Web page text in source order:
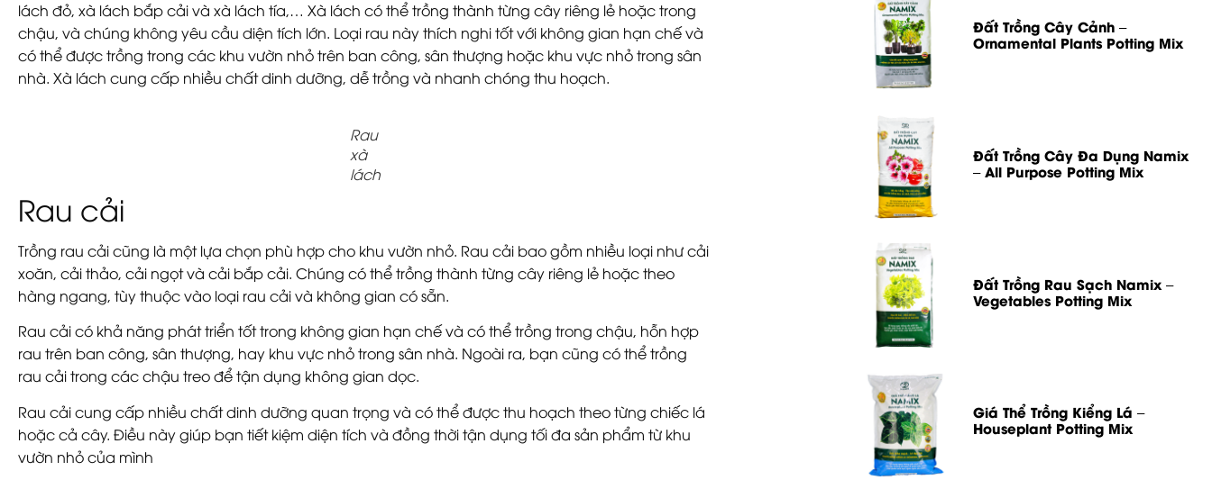
lách đỏ, xà lách bắp cải và xà lách tía,… Xà lách có thể trồng thành từng cây riêng lẻ hoặc trong
chậu, và chúng không yêu cầu diện tích lớn. Loại rau này thích nghi tốt với không gian hạn chế và
có thể được trồng trong các khu vườn nhỏ trên ban công, sân thượng hoặc khu vực nhỏ trong sân
nhà. Xà lách cung cấp nhiều chất dinh dưỡng, dễ trồng và nhanh chóng thu hoạch.
Rau
xà
lách
Rau cải
Trồng rau cải cũng là một lựa chọn phù hợp cho khu vườn nhỏ. Rau cải bao gồm nhiều loại như cải
xoăn, cải thảo, cải ngọt và cải bắp cải. Chúng có thể trồng thành từng cây riêng lẻ hoặc theo
hàng ngang, tùy thuộc vào loại rau cải và không gian có sẵn.
Rau cải có khả năng phát triển tốt trong không gian hạn chế và có thể trồng trong chậu, hỗn hợp
rau trên ban công, sân thượng, hay khu vực nhỏ trong sân nhà. Ngoài ra, bạn cũng có thể trồng
rau cải trong các chậu treo để tận dụng không gian dọc.
Rau cải cung cấp nhiều chất dinh dưỡng quan trọng và có thể được thu hoạch theo từng chiếc lá
hoặc cả cây. Điều này giúp bạn tiết kiệm diện tích và đồng thời tận dụng tối đa sản phẩm từ khu
vườn nhỏ của mình
Đất Trồng Cây Cảnh –
Ornamental Plants Potting Mix
Đất Trồng Cây Đa Dụng Namix
– All Purpose Potting Mix
Đất Trồng Rau Sạch Namix –
Vegetables Potting Mix
Giá Thể Trồng Kiểng Lá –
Houseplant Potting Mix